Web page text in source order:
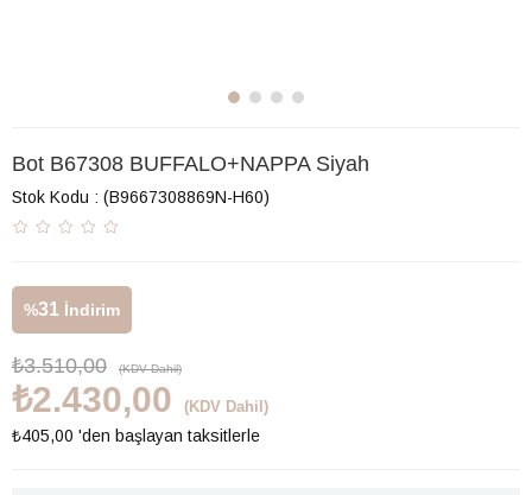
Bot B67308 BUFFALO+NAPPA Siyah
Stok Kodu (B9667308869N-H60)
%31 İndirim
₺3.510,00 (KDV Dahil)
₺2.430,00 (KDV Dahil)
₺405,00 'den başlayan taksitlerle